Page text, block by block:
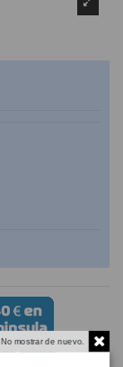
No mostrar de nuevo.